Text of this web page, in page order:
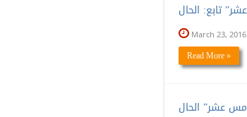
March 23, 2016
Read More »